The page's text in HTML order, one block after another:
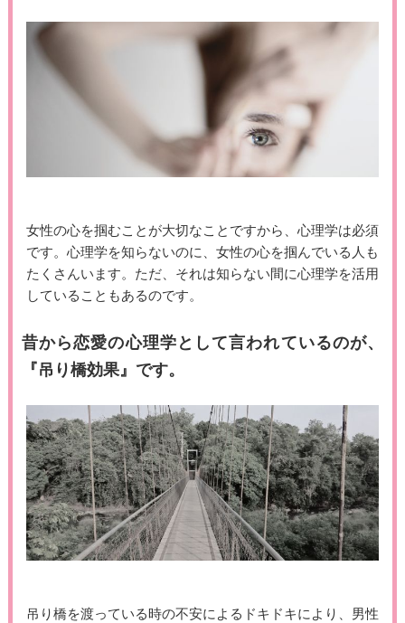
女性の心を掴むことが大切なことですから、心理学は必須
です。心理学を知らないのに、女性の心を掴んでいる人も
たくさんいます。ただ、それは知らない間に心理学を活用
していることもあるのです。
昔から恋愛の心理学として言われているのが、
『吊り橋効果』です。
吊り橋を渡っている時の不安によるドキドキにより、男性